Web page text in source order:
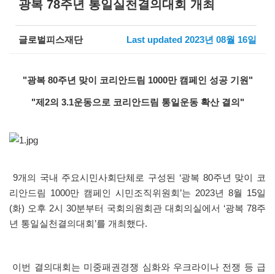
광복 78주년 통일실천결의대회 개최
글로벌피스재단 Last updated 2023년 08월 16일
"광복 80주년 맞이 코리안드림 1000만 캠페인 성공 기원"
"제2의 3.1운동으로 코리안드림 통일운동 확산 결의"
9개의 국내 주요시민사회단체로 구성된 ‘광복 80주년 맞이 코
리안드림 1000만 캠페인 시민조직위원회’는 2023년 8월 15일
(화) 오후 2시 30분부터 국회의원회관 대회의실에서 ‘광복 78주
년 통일실천결의대회’를 개최했다.
이번 결의대회는 미중패권경쟁 심화와 우크라이나 전쟁 등 급